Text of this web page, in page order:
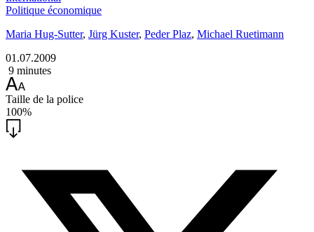
Politique économique
Maria Hug-Sutter, Jürg Kuster, Peder Plaz, Michael Ruetimann
01.07.2009
9 minutes
Taille de la police
100%